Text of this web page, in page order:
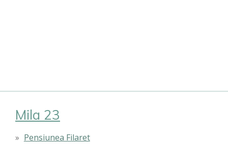
Mila 23
Pensiunea Filaret